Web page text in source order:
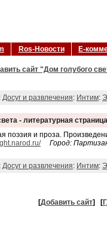
Ros-Новости Е-
сайт "Дом голубого
: Досуг и развлечения: Интим:
- литературная страница
поэзия и проза.
Город:
: Досуг и развлечения: Интим:
[Добавить сайт] [